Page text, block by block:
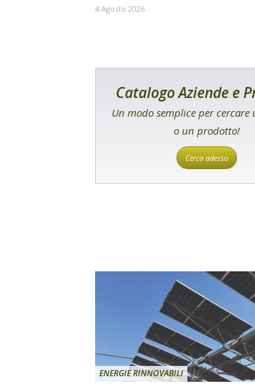
4 Agosto 2026
Catalogo Aziende e
Un modo semplice per cercare
o un prodotto!
Cerca adesso
ENERGIE RINNOVABILI